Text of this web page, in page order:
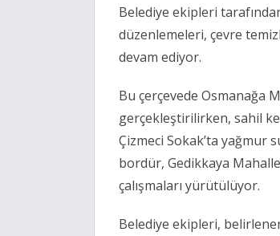
Belediye ekipleri
düzenlemeleri, çevre
devam ediyor.
Bu çerçevede Osmanağa
gerçekleştirilirken, sahil
Çizmeci Sokak’ta yağmur
bordür, Gedikkaya
çalışmaları yürütülüyor.
Belediye ekipleri,